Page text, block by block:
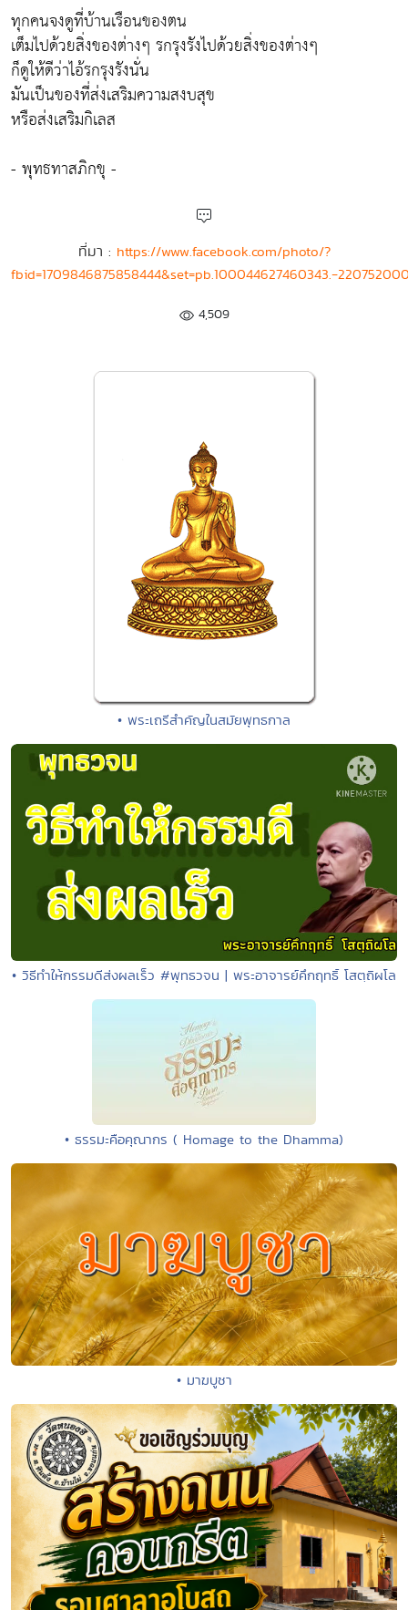
ทุกคนจงดูที่บ้านเรือนของตน
เต็มไปด้วยสิ่งของต่างๆ รกรุงรังไปด้วยสิ่งของต่างๆ
ก็ดูให้ดีว่าไอ้รกรุงรังนั่น
มันเป็นของที่ส่งเสริมความสงบสุข
หรือส่งเสริมกิเลส
- พุทธทาสภิกขุ -
ที่มา : https://www.facebook.com/photo/?
fbid=1709846875858444&set=pb.100044627460343.-
4,509
• พระเถรีสำคัญในสมัยพุทธกาล
• วิธีทำให้กรรมดีส่งผลเร็ว #พุทธวจน | พระอาจารย์คึกฤทธิ์ โสตฺถิผโล
• ธรรมะคือคุณากร ( Homage to the Dhamma)
• มาฆบูชา